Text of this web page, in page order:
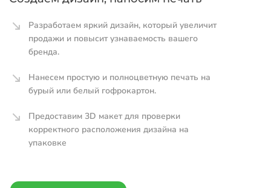
Разработаем яркий дизайн, который увеличит
продажи и повысит узнаваемость вашего
бренда.
Нанесем простую и полноцветную печать на
бурый или белый гофрокартон.
Предоставим 3D макет для проверки
корректного расположения дизайна на
упаковке